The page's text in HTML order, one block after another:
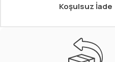
Koşulsuz İade